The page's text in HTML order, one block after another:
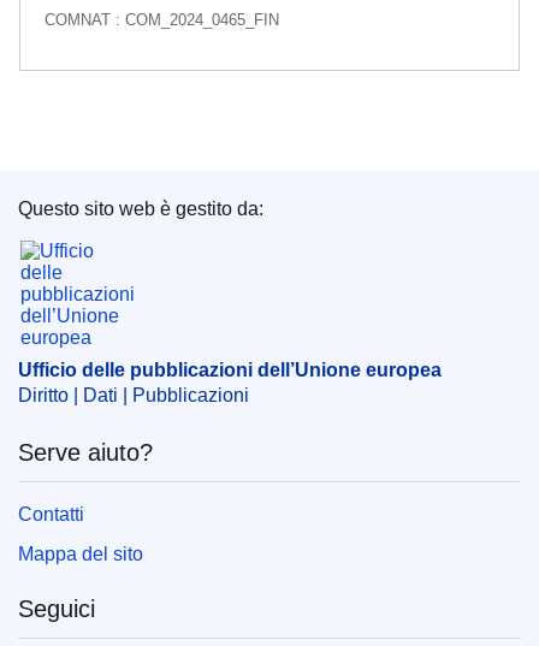
COMNAT : COM_2024_0465_FIN
Ufficio delle pubblicazioni dell’Unione europea
Questo sito web è gestito da:
Ufficio delle pubblicazioni dell’Unione europea
Diritto | Dati | Pubblicazioni
Serve aiuto?
Contatti
Mappa del sito
Seguici